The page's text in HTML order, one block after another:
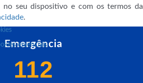
Emergência
112
seu dispositivo e com os termos da
.
essenciais